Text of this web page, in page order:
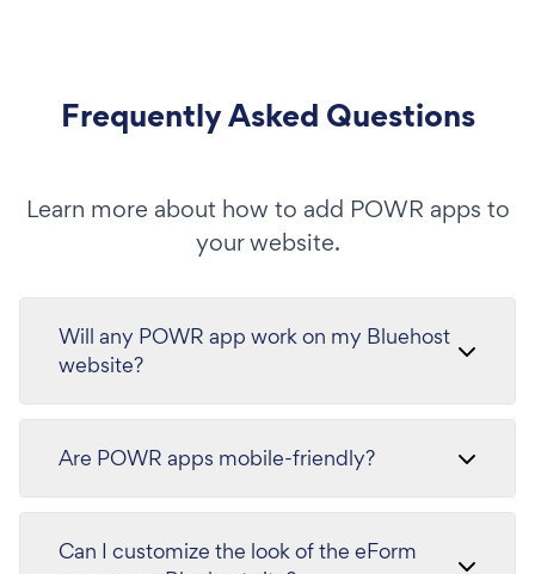
Frequently Asked Questions
Learn more about how to add POWR apps to
your website.
Will any POWR app work on my Bluehost
website?
Are POWR apps mobile-friendly?
Can I customize the look of the eForm